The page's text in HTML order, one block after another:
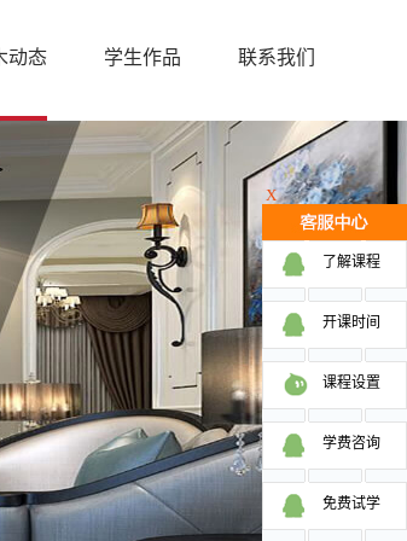
动态 学生作品 联系我们
X
了解课程
开课时间
课程设置
学费咨询
免费试学